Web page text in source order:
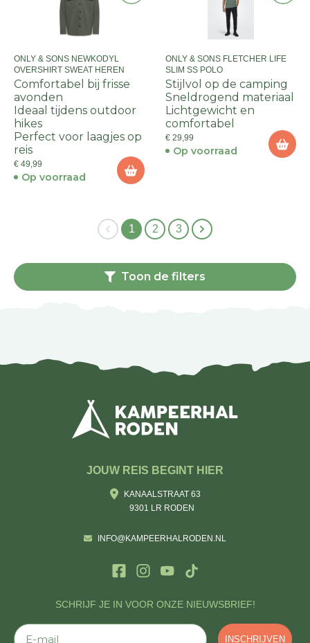
ONLY & SONS NEWKODYL
OVERSHIRT SWEAT HEREN
Comfortabel bij frisse
avonden
Ideaal tijdens outdoor
hikes
Perfect voor laagjes op
reis
€ 49,99
Op voorraad
ONLY & SONS FLETCHER LIFE
SLIM SS POLO
Stijlvol op de camping
Sneldrogend materiaal
Lichtgewicht en
comfortabel
€ 29,99
Op voorraad
1 2 3
Toon de filters
SCHRIJF JE IN VOOR ONZE NIEUWSBRIEF!
E-mail
INSCHRIJVEN
JOUW REIS BEGINT HIER
KANAALSTRAAT 63
9301 LR RODEN
INFO@KAMPEERHALRODEN.NL